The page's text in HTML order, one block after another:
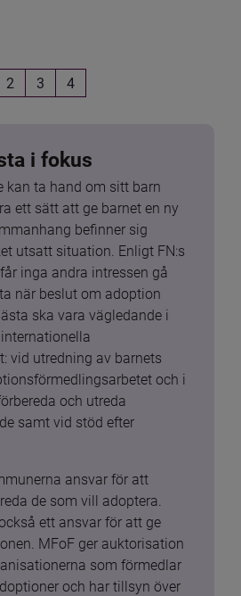
2 3 4
i fokus
kan ta hand om sitt barn
ett sätt att ge barnet en ny
befinner sig
utsatt situation. Enligt FN:s
inga andra intressen gå
när beslut om adoption
ska vara vägledande i
vid utredning av barnets
och i
och utreda
samt vid stöd efter
ansvar för att
de som vill adoptera.
ett ansvar för att ge
MFoF ger auktorisation
som förmedlar
och har tillsyn över